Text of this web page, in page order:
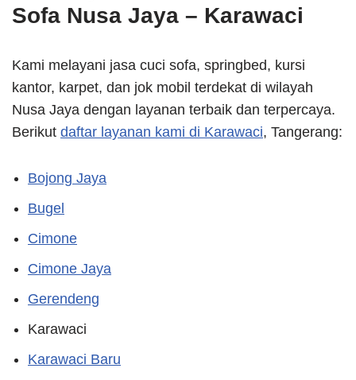
Sofa Nusa Jaya – Karawaci
Kami melayani jasa cuci sofa, springbed, kursi
kantor, karpet, dan jok mobil terdekat di wilayah
Nusa Jaya dengan layanan terbaik dan terpercaya.
Berikut daftar layanan kami di Karawaci, Tangerang:
Bojong Jaya
Bugel
Cimone
Cimone Jaya
Gerendeng
Karawaci
Karawaci Baru